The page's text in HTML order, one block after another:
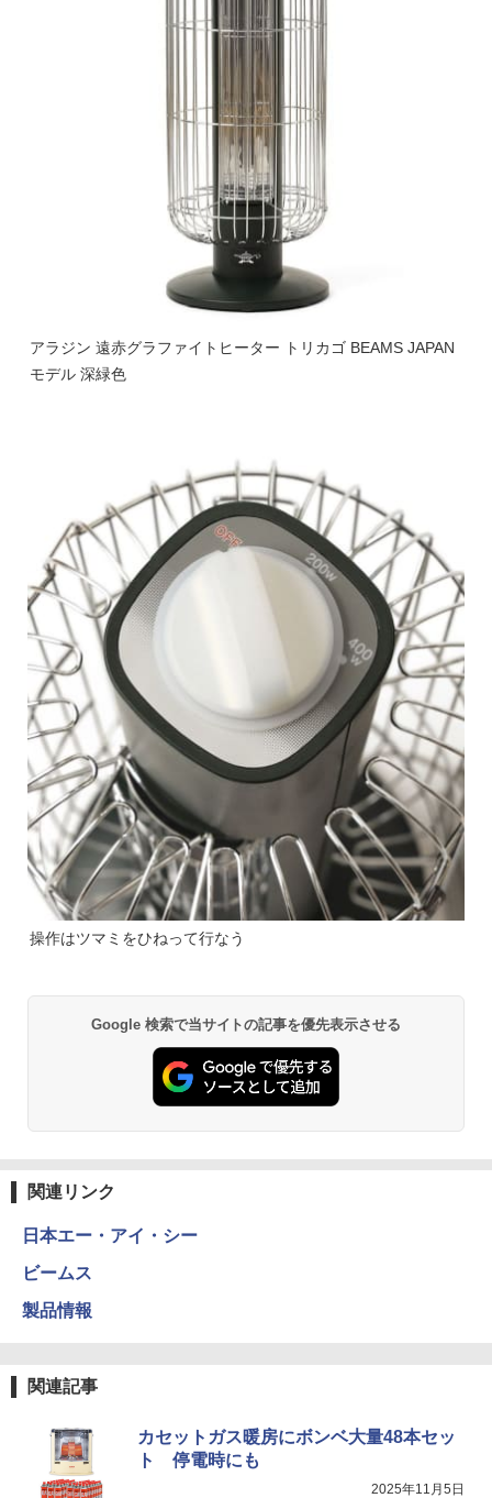
アラジン 遠赤グラファイトヒーター トリカゴ BEAMS JAPAN
モデル 深緑色
操作はツマミをひねって行なう
Google 検索で当サイトの記事を優先表示させる
関連リンク
日本エー・アイ・シー
ビームス
製品情報
関連記事
カセットガス暖房にボンベ大量48本セッ
ト 停電時にも
2025年11月5日